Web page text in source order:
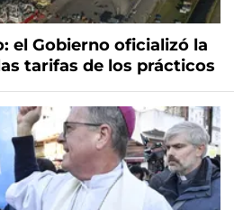
el Gobierno oficializó la
tarifas de los prácticos